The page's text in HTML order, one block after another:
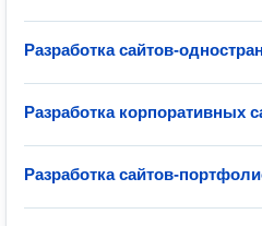
Разработка сайтов-
Разработка корпоративных
Разработка сайтов-